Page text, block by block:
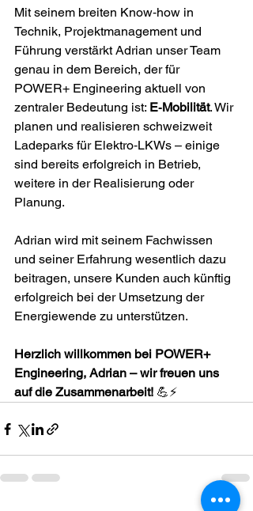
Mit seinem breiten Know‑how in
Technik, Projektmanagement und
Führung verstärkt Adrian unser Team
genau in dem Bereich, der für
POWER+ Engineering aktuell von
zentraler Bedeutung ist: E‑Mobilität. Wir
planen und realisieren schweizweit
Ladeparks für Elektro‑LKWs – einige
sind bereits erfolgreich in Betrieb,
weitere in der Realisierung oder
Planung.
Adrian wird mit seinem Fachwissen
und seiner Erfahrung wesentlich dazu
beitragen, unsere Kunden auch künftig
erfolgreich bei der Umsetzung der
Energiewende zu unterstützen.
Herzlich willkommen bei POWER+
Engineering, Adrian – wir freuen uns
auf die Zusammenarbeit! 💪⚡